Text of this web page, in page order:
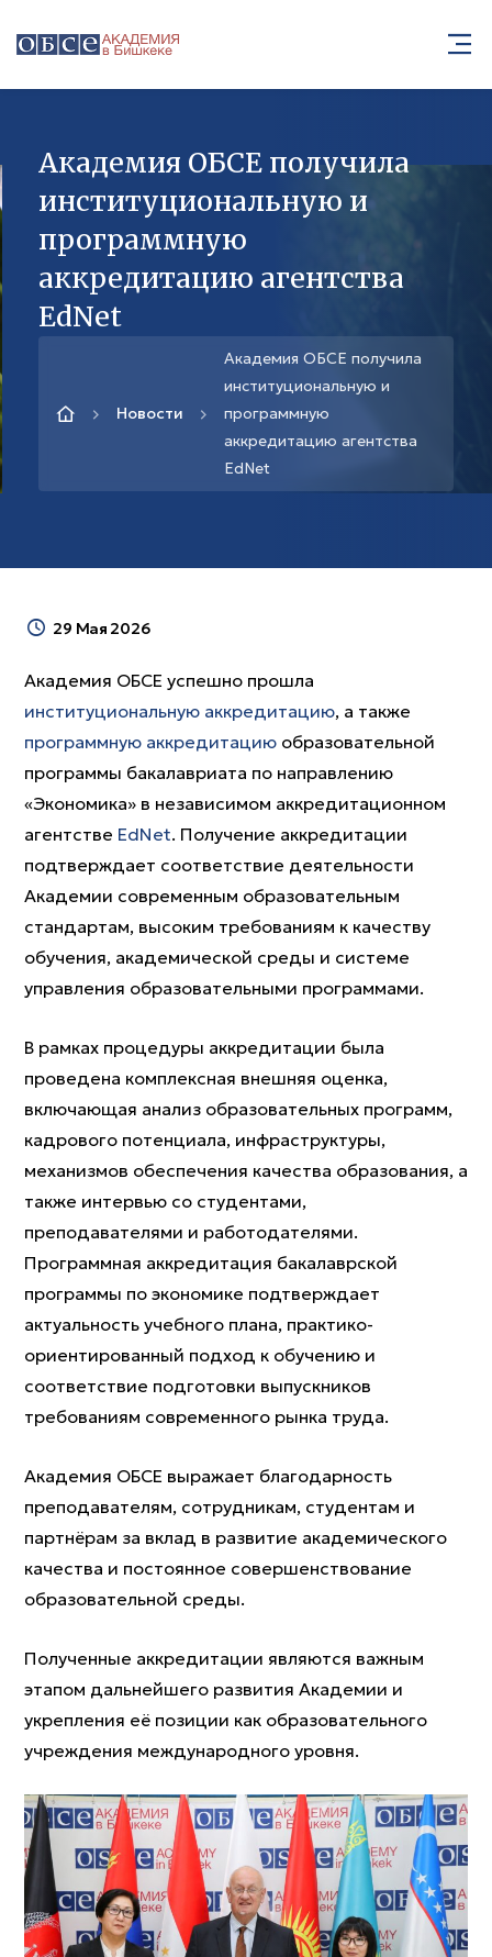
Академия ОБСЕ получила
институциональную и
программную
аккредитацию агентства
EdNet
Новости
Академия ОБСЕ получила
институциональную и
программную
аккредитацию агентства
EdNet
29 Мая 2026
Академия ОБСЕ успешно прошла
институциональную аккредитацию, а также
программную аккредитацию образовательной
программы бакалавриата по направлению
«Экономика» в независимом аккредитационном
агентстве EdNet. Получение аккредитации
подтверждает соответствие деятельности
Академии современным образовательным
стандартам, высоким требованиям к качеству
обучения, академической среды и системе
управления образовательными программами.
В рамках процедуры аккредитации была
проведена комплексная внешняя оценка,
включающая анализ образовательных программ,
кадрового потенциала, инфраструктуры,
механизмов обеспечения качества образования, а
также интервью со студентами,
преподавателями и работодателями.
Программная аккредитация бакалаврской
программы по экономике подтверждает
актуальность учебного плана, практико-
ориентированный подход к обучению и
соответствие подготовки выпускников
требованиям современного рынка труда.
Академия ОБСЕ выражает благодарность
преподавателям, сотрудникам, студентам и
партнёрам за вклад в развитие академического
качества и постоянное совершенствование
образовательной среды.
Полученные аккредитации являются важным
этапом дальнейшего развития Академии и
укрепления её позиции как образовательного
учреждения международного уровня.